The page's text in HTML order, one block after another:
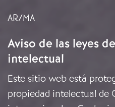
AR/MA
Aviso de las leyes
intelectual
Este sitio web está
propiedad intelectual de